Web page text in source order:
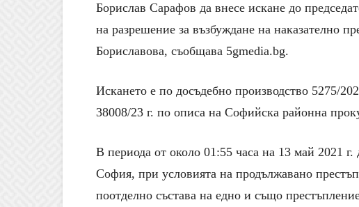
Борислав Сарафов да внесе искане до
на разрешение за възбуждане на наказателно
Бориславова, съобщава 5gmedia.bg.
Искането е по досъдебно производство 5275/
38008/23 г. по описа на Софийска районна
В периода от около 01:55 часа на 13 май 2021
София, при условията на продължавано
поотделно състава на едно и също